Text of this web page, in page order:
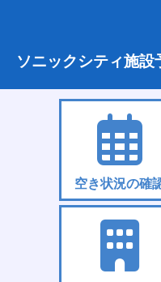
ソニックシティ施設
空き状況の確